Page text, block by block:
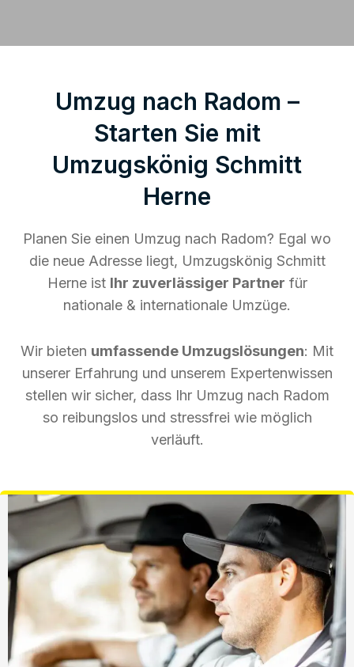
Umzug nach Radom –
Starten Sie mit
Umzugskönig Schmitt
Herne
Planen Sie einen Umzug nach Radom? Egal wo
die neue Adresse liegt, Umzugskönig Schmitt
Herne ist Ihr zuverlässiger Partner für
nationale & internationale Umzüge.
Wir bieten umfassende Umzugslösungen: Mit
unserer Erfahrung und unserem Expertenwissen
stellen wir sicher, dass Ihr Umzug nach Radom
so reibungslos und stressfrei wie möglich
verläuft.